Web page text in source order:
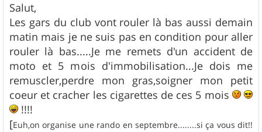
Salut,
Les gars du club vont rouler là bas aussi demain
matin mais je ne suis pas en condition pour aller
rouler là bas.....Je me remets d'un accident de
moto et 5 mois d'immobilisation...Je dois me
remuscler,perdre mon gras,soigner mon petit
coeur et cracher les cigarettes de ces 5 mois
!!!!
[Euh,on organise une rando en septembre........si ça vous dit!!